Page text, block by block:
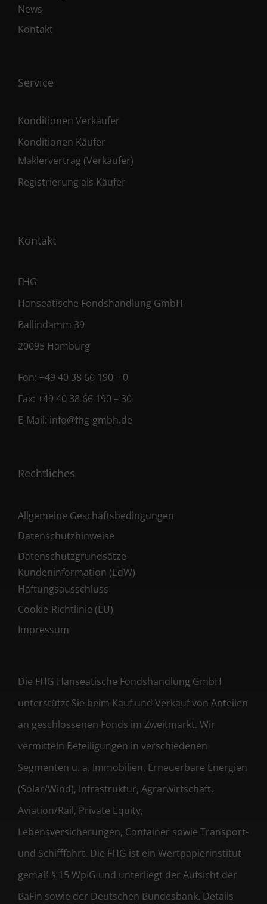
News
Kontakt
Service
Konditionen Verkäufer
Konditionen Käufer
Maklervertrag (Verkäufer)
Registrierung als Käufer
Kontakt
FHG
Hanseatische Fondshandlung GmbH
Ballindamm 39
20095 Hamburg
Fon: +49 40 38 66 190 – 0
Fax: +49 40 38 66 190 – 30
E-Mail: info@fhg-gmbh.de
Rechtliches
Allgemeine Geschäftsbedingungen
Datenschutzhinweise
Datenschutzgrundsätze
Kundeninformation (EdW)
Haftungsausschluss
Cookie-Richtlinie (EU)
Impressum
Die FHG Hanseatische Fondshandlung GmbH
unterstützt Sie beim Kauf und Verkauf von Anteilen
an geschlossenen Fonds im Zweitmarkt. Wir
vermitteln Beteiligungen in verschiedenen
Segmenten u. a. Immobilien, Erneuerbare Energien
(Solar/Wind), Infrastruktur, Agrarwirtschaft,
Aviation/Rail, Private Equity,
Lebensversicherungen, Container sowie Transport-
und Schifffahrt. Die FHG ist ein Wertpapierinstitut
gemäß § 15 WpIG und unterliegt der Aufsicht der
BaFin sowie der Deutschen Bundesbank. Details